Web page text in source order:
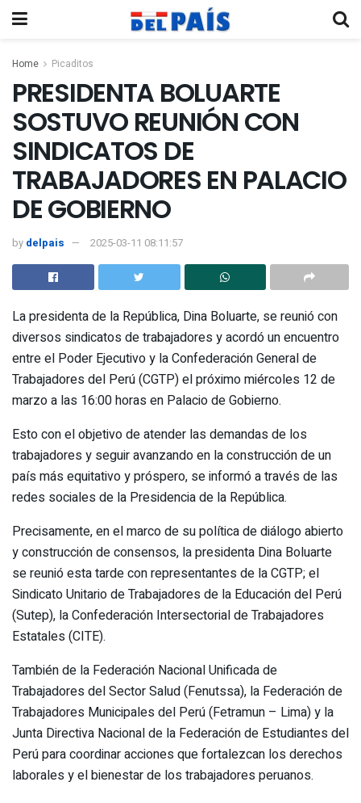
Home Picaditos
PRESIDENTA BOLUARTE
SOSTUVO REUNIÓN CON
SINDICATOS DE
TRABAJADORES EN PALACIO
DE GOBIERNO
by delpais 2025-03-11 08:11:57
La presidenta de la República, Dina Boluarte, se reunió con
diversos sindicatos de trabajadores y acordó un encuentro
entre el Poder Ejecutivo y la Confederación General de
Trabajadores del Perú (CGTP) el próximo miércoles 12 de
marzo a las 16:00 horas en Palacio de Gobierno.
Esto con el objetivo de atender las demandas de los
trabajadores y seguir avanzando en la construcción de un
país más equitativo y próspero, se informó a través de las
redes sociales de la Presidencia de la República.
Precisamente, en el marco de su política de diálogo abierto
y construcción de consensos, la presidenta Dina Boluarte
se reunió esta tarde con representantes de la CGTP; el
Sindicato Unitario de Trabajadores de la Educación del Perú
(Sutep), la Confederación Intersectorial de Trabajadores
Estatales (CITE).
También de la Federación Nacional Unificada de
Trabajadores del Sector Salud (Fenutssa), la Federación de
Trabajadores Municipales del Perú (Fetramun – Lima) y la
Junta Directiva Nacional de la Federación de Estudiantes del
Perú para coordinar acciones que fortalezcan los derechos
laborales y el bienestar de los trabajadores peruanos.